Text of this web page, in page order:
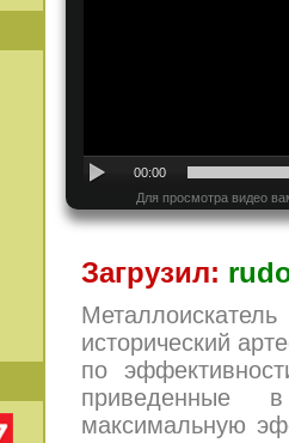
00:00
Для просмотра видео
Загрузил:
исторический
по
приведенные
максимальную